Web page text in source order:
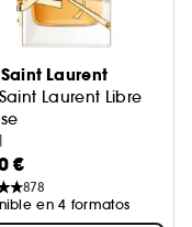
al agua
Laurent
Laurent Libre
de mujer
€
878
en 4 formatos